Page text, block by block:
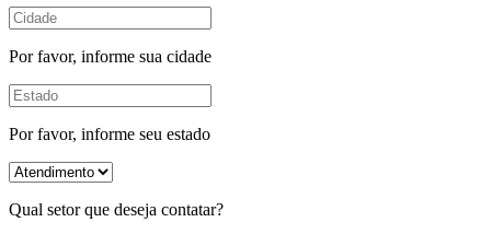
Por favor, informe sua cidade
Por favor, informe seu estado
Qual setor que deseja contatar?